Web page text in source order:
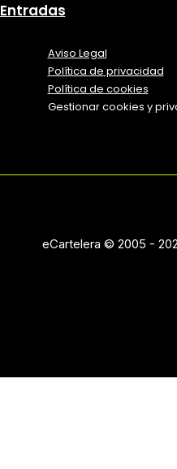
Entradas
Aviso Legal
Política de privacidad
Política de cookies
Gestionar cookies y
eCartelera © 2005 -